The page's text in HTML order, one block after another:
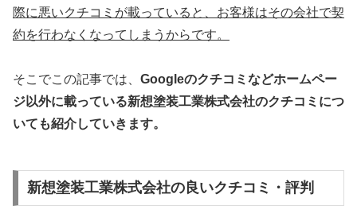
際に悪いクチコミが載っていると、お客様はその会社で契
約を行わなくなってしまうからです。
そこでこの記事では、 Googleのクチコミなどホームペー
ジ以外に載っている新想塗装工業株式会社のクチコミにつ
いても紹介していきます。
新想塗装工業株式会社の良いクチコミ・評判